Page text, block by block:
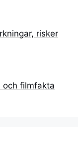
risker
och filmfakta